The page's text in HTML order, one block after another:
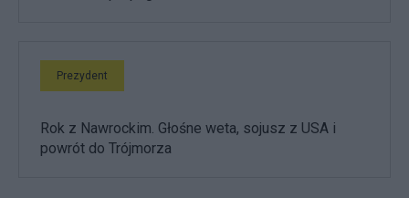
Prezydent
Rok z Nawrockim. Głośne weta, sojusz z USA i
powrót do Trójmorza